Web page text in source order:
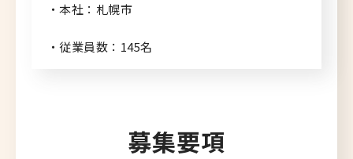
・本社：札幌市
・従業員数：145名
募集要項